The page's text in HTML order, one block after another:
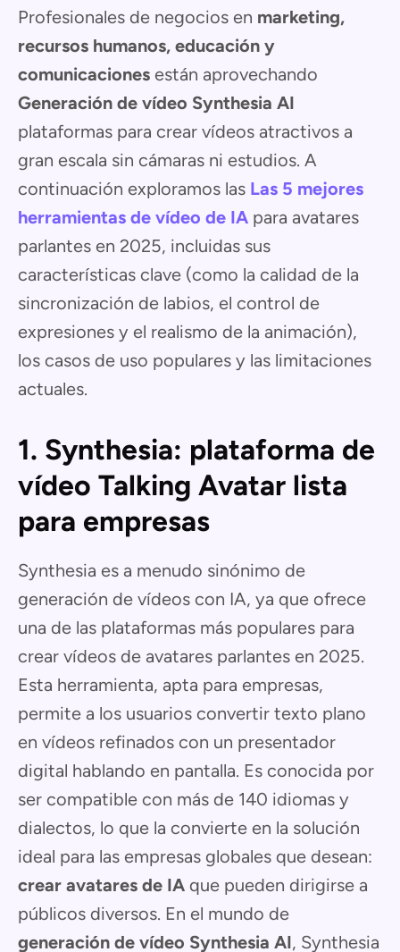
Profesionales de negocios en marketing,
recursos humanos, educación y
comunicaciones están aprovechando
Generación de vídeo Synthesia AI
plataformas para crear vídeos atractivos a
gran escala sin cámaras ni estudios. A
continuación exploramos las Las 5 mejores
herramientas de vídeo de IA para avatares
parlantes en 2025, incluidas sus
características clave (como la calidad de la
sincronización de labios, el control de
expresiones y el realismo de la animación),
los casos de uso populares y las limitaciones
actuales.
1. Synthesia: plataforma de
vídeo Talking Avatar lista
para empresas
Synthesia es a menudo sinónimo de
generación de vídeos con IA, ya que ofrece
una de las plataformas más populares para
crear vídeos de avatares parlantes en 2025.
Esta herramienta, apta para empresas,
permite a los usuarios convertir texto plano
en vídeos refinados con un presentador
digital hablando en pantalla. Es conocida por
ser compatible con más de 140 idiomas y
dialectos, lo que la convierte en la solución
ideal para las empresas globales que desean:
crear avatares de IA que pueden dirigirse a
públicos diversos. En el mundo de
generación de vídeo Synthesia AI, Synthesia